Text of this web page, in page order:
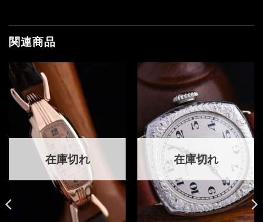
関連商品
在庫切れ 在庫切れ